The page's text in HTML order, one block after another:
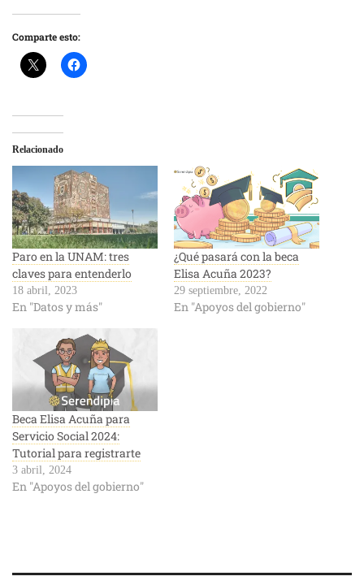
Comparte esto:
Relacionado
Paro en la UNAM: tres
claves para entenderlo
18 abril, 2023
En "Datos y más"
¿Qué pasará con la beca
Elisa Acuña 2023?
29 septiembre, 2022
En "Apoyos del gobierno"
Beca Elisa Acuña para
Servicio Social 2024:
Tutorial para registrarte
3 abril, 2024
En "Apoyos del gobierno"